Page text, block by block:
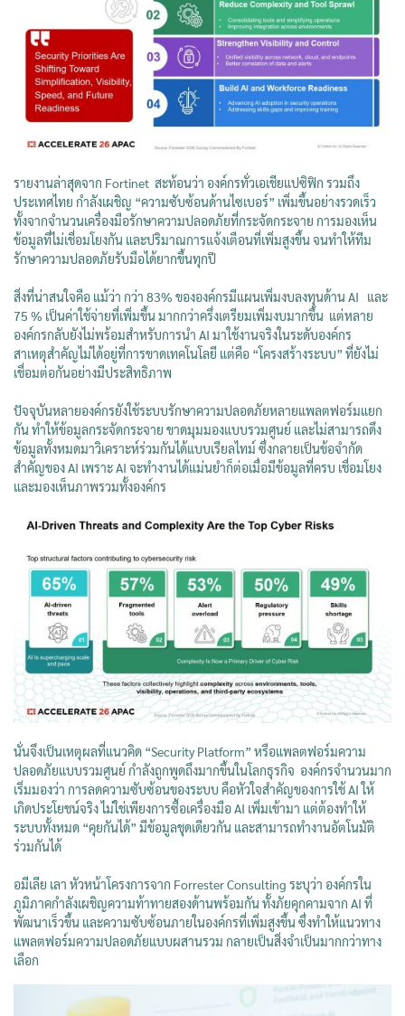
รายงานล่าสุดจาก Fortinet⁠ สะท้อนว่า องค์กรทั่วเอเชียแปซิฟิก รวมถึง
ประเทศไทย กำลังเผชิญ “ความซับซ้อนด้านไซเบอร์” เพิ่มขึ้นอย่างรวดเร็ว
ทั้งจากจำนวนเครื่องมือรักษาความปลอดภัยที่กระจัดกระจาย การมองเห็น
ข้อมูลที่ไม่เชื่อมโยงกัน และปริมาณการแจ้งเตือนที่เพิ่มสูงขึ้น จนทำให้ทีม
รักษาความปลอดภัยรับมือได้ยากขึ้นทุกปี
สิ่งที่น่าสนใจคือ แม้ว่า กว่า 83% ขององค์กรมีแผนเพิ่มงบลงทุนด้าน AI และ
75 % เป็นค่าใช้จ่ายที่เพิ่มขึ้น มากกว่าครึ่งเตรียมเพิ่มงบมากขึ้น แต่หลาย
องค์กรกลับยังไม่พร้อมสำหรับการนำ AI มาใช้งานจริงในระดับองค์กร
สาเหตุสำคัญไม่ได้อยู่ที่การขาดเทคโนโลยี แต่คือ “โครงสร้างระบบ” ที่ยังไม่
เชื่อมต่อกันอย่างมีประสิทธิภาพ
ปัจจุบันหลายองค์กรยังใช้ระบบรักษาความปลอดภัยหลายแพลตฟอร์มแยก
กัน ทำให้ข้อมูลกระจัดกระจาย ขาดมุมมองแบบรวมศูนย์ และไม่สามารถดึง
ข้อมูลทั้งหมดมาวิเคราะห์ร่วมกันได้แบบเรียลไทม์ ซึ่งกลายเป็นข้อจำกัด
สำคัญของ AI เพราะ AI จะทำงานได้แม่นยำก็ต่อเมื่อมีข้อมูลที่ครบ เชื่อมโยง
และมองเห็นภาพรวมทั้งองค์กร
นั่นจึงเป็นเหตุผลที่แนวคิด “Security Platform” หรือแพลตฟอร์มความ
ปลอดภัยแบบรวมศูนย์ กำลังถูกพูดถึงมากขึ้นในโลกธุรกิจ องค์กรจำนวนมาก
เริ่มมองว่า การลดความซับซ้อนของระบบ คือหัวใจสำคัญของการใช้ AI ให้
เกิดประโยชน์จริง ไม่ใช่เพียงการซื้อเครื่องมือ AI เพิ่มเข้ามา แต่ต้องทำให้
ระบบทั้งหมด “คุยกันได้” มีข้อมูลชุดเดียวกัน และสามารถทำงานอัตโนมัติ
ร่วมกันได้
อมีเลีย เลา หัวหน้าโครงการจาก Forrester Consulting ระบุว่า องค์กรใน
ภูมิภาคกำลังเผชิญความท้าทายสองด้านพร้อมกัน ทั้งภัยคุกคามจาก AI ที่
พัฒนาเร็วขึ้น และความซับซ้อนภายในองค์กรที่เพิ่มสูงขึ้น ซึ่งทำให้แนวทาง
แพลตฟอร์มความปลอดภัยแบบผสานรวม กลายเป็นสิ่งจำเป็นมากกว่าทาง
เลือก